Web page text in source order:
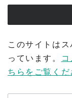
このサイトは
っています。
ちらをご覧くだ